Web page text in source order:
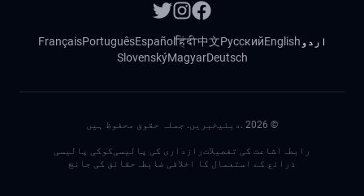
اردو English
Русский
中文
हिंदी
Español
Português
Français
Deutsch
Magyar
Slovenský
©
2026 .دبئیخبریں. جملہ حقوق محفوظ ہیں
رابطہ اشاعت کی تفصیلاترازداری کی پالیسیکوکی پالیسی
ذرائع کے استعمال کا اخلاقی ضابطہ حقائق کی جانچ